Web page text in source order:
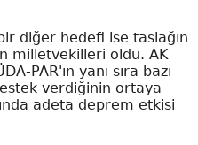
diğer hedefi ise taslağın
milletvekilleri oldu. AK
PAR'ın yanı sıra bazı
verdiğinin ortaya
adeta deprem etkisi